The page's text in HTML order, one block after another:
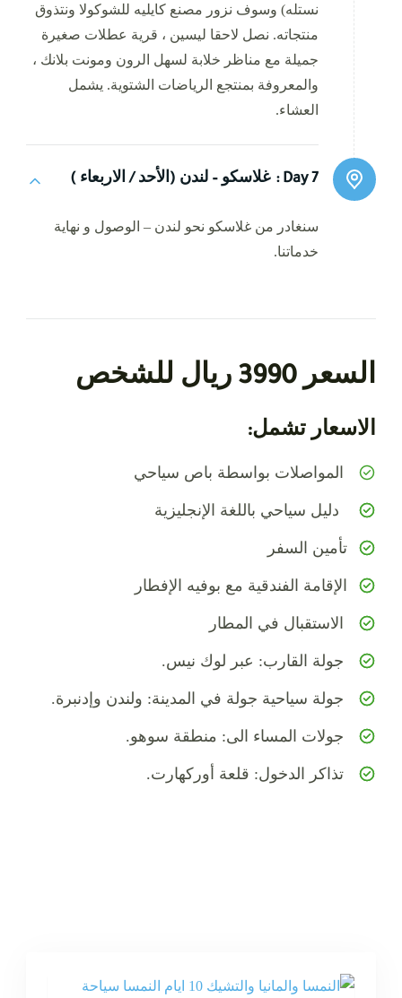
نستله) وسوف نزور مصنع كايليه للشوكولا ونتذوق
منتجاته. نصل لاحقا ليسين ، قرية عطلات صغيرة
جميلة مع مناظر خلابة لسهل الرون ومونت بلانك ،
والمعروفة بمنتجع الرياضات الشتوية. يشمل
العشاء.
Day 7 : غلاسكو – لندن (الأحد / الاربعاء )
سنغادر من غلاسكو نحو لندن – الوصول و نهاية
خدماتنا.
السعر 3990 ريال للشخص
الاسعار تشمل:
المواصلات بواسطة باص سياحي
دليل سياحي باللغة الإنجليزية
تأمين السفر
الإقامة الفندقية مع بوفيه الإفطار
الاستقبال في المطار
جولة القارب: عبر لوك نيس.
جولة سياحية جولة في المدينة: ولندن وإدنبرة.
جولات المساء الى: منطقة سوهو.
تذاكر الدخول: قلعة أوركهارت.